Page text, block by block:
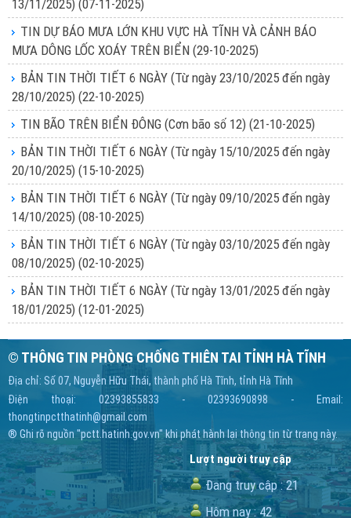
13/11/2025) (07-11-2025)
TIN DỰ BÁO MƯA LỚN KHU VỰC HÀ TĨNH VÀ CẢNH BÁO
MƯA DÔNG LỐC XOÁY TRÊN BIỂN (29-10-2025)
BẢN TIN THỜI TIẾT 6 NGÀY (Từ ngày 23/10/2025 đến ngày
28/10/2025) (22-10-2025)
TIN BÃO TRÊN BIỂN ĐÔNG (Cơn bão số 12) (21-10-2025)
BẢN TIN THỜI TIẾT 6 NGÀY (Từ ngày 15/10/2025 đến ngày
20/10/2025) (15-10-2025)
BẢN TIN THỜI TIẾT 6 NGÀY (Từ ngày 09/10/2025 đến ngày
14/10/2025) (08-10-2025)
BẢN TIN THỜI TIẾT 6 NGÀY (Từ ngày 03/10/2025 đến ngày
08/10/2025) (02-10-2025)
BẢN TIN THỜI TIẾT 6 NGÀY (Từ ngày 13/01/2025 đến ngày
18/01/2025) (12-01-2025)
© THÔNG TIN PHÒNG CHỐNG THIÊN TAI TỈNH HÀ TĨNH
Địa chỉ: Số 07, Nguyễn Hữu Thái, thành phố Hà Tĩnh, tỉnh Hà Tĩnh
Điện thoại: 02393855833 - 02393690898 - Email:
thongtinpctthatinh@gmail.com
® Ghi rõ nguồn "pctt.hatinh.gov.vn" khi phát hành lại thông tin từ trang này.
Lượt người truy cập
Đang truy cập : 21
Hôm nay : 42